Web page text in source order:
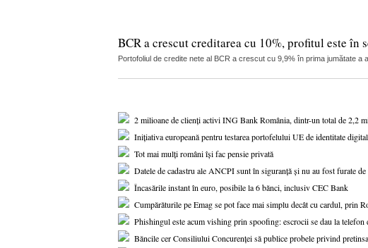
BCR a crescut creditarea cu 10%, profitul este în
Portofoliul de credite nete al BCR a crescut cu 9,9% în prima jumătate
2 milioane de clienți activi ING Bank România, dintr-un total de 2,2
Inițiativa europeană pentru testarea portofelului UE de identitate
Tot mai mulți români își fac pensie privată
Datele de cadastru ale ANCPI sunt în siguranță și nu au fost furate de
Încasările instant în euro, posibile la 6 bănci, inclusiv CEC Bank
Cumpărăturile pe Emag se pot face mai simplu decât cu cardul, prin
Phishingul este acum vishing prin spoofing: escrocii se dau la
Băncile cer Consiliului Concurenței să publice probele privind